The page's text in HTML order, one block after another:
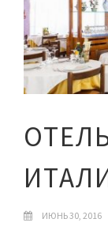
ИЮНЬ 30, 2016